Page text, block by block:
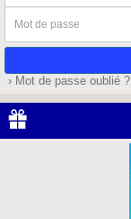
/
Identifiant
de
passe
› Mot de passe oublié ?